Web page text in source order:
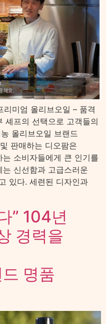
미엄 올리브오일 – 품격
셰프의 선택으로 고객들의
올리브오일 브랜드
판매하는 디오팜은
소비자들에게 큰 인기를
신선함과 고급스러운
있다. 세련된 디자인과
” 104년
경력을
명품